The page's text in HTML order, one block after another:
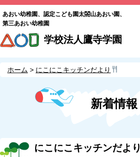
あおい幼稚園、認定こども園太閤山あおい園、
第三あおい幼稚園
学校法人鷹寺学園
ホーム にこにこキッチンだより
新着情報
にこにこキッチンだより